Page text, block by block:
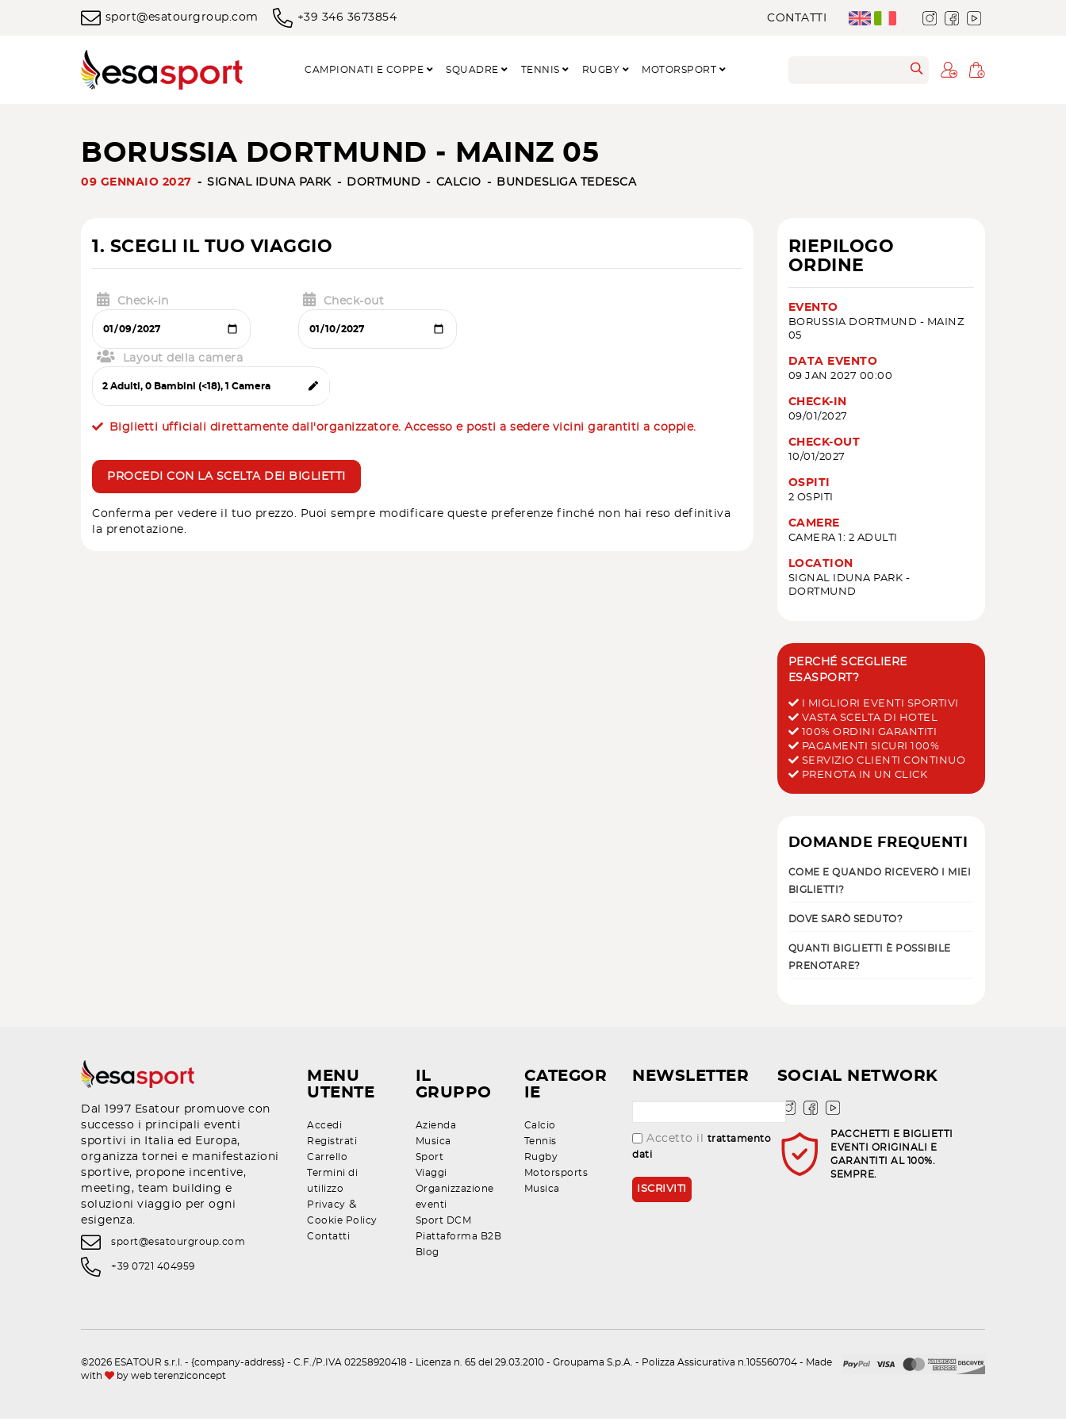
sport@esatourgroup.com +39 346 3673854 CONTATTI
CAMPIONATI E COPPE SQUADRE TENNIS RUGBY MOTORSPORT
BORUSSIA DORTMUND - MAINZ 05
09 GENNAIO 2027 SIGNAL IDUNA PARK DORTMUND CALCIO BUNDESLIGA TEDESCA
1. SCEGLI IL TUO VIAGGIO
Check-in Check-out
Layout della camera
Biglietti ufficiali direttamente dall'organizzatore. Accesso e posti a sedere vicini garantiti a coppie.
PROCEDI CON LA SCELTA DEI BIGLIETTI
Conferma per vedere il tuo prezzo. Puoi sempre modificare queste preferenze finché non hai reso definitiva
la prenotazione.
RIEPILOGO
ORDINE
EVENTO
BORUSSIA DORTMUND - MAINZ
05
DATA EVENTO
09 JAN 2027 00:00
CHECK-IN
09/01/2027
CHECK-OUT
10/01/2027
OSPITI
2 OSPITI
CAMERE
CAMERA 1: 2 ADULTI
LOCATION
SIGNAL IDUNA PARK -
DORTMUND
PERCHÉ SCEGLIERE
ESASPORT?
I MIGLIORI EVENTI SPORTIVI
VASTA SCELTA DI HOTEL
100% ORDINI GARANTITI
PAGAMENTI SICURI 100%
SERVIZIO CLIENTI CONTINUO
PRENOTA IN UN CLICK
DOMANDE FREQUENTI
COME E QUANDO RICEVERÒ I MIEI
BIGLIETTI?
DOVE SARÒ SEDUTO?
QUANTI BIGLIETTI È POSSIBILE
PRENOTARE?
Dal 1997 Esatour promuove con
successo i principali eventi
sportivi in Italia ed Europa,
organizza tornei e manifestazioni
sportive, propone incentive,
meeting, team building e
soluzioni viaggio per ogni
esigenza.
sport@esatourgroup.com
+39 0721 404959
MENU
UTENTE
Accedi
Registrati
Carrello
Termini di
utilizzo
Privacy &
Cookie Policy
Contatti
IL
GRUPPO
Azienda
Musica
Sport
Viaggi
Organizzazione
eventi
Sport DCM
Piattaforma B2B
Blog
CATEGOR
IE
Calcio
Tennis
Rugby
Motorsports
Musica
NEWSLETTER
Accetto il trattamento
dati
SOCIAL NETWORK
PACCHETTI E BIGLIETTI
EVENTI ORIGINALI E
GARANTITI AL 100%.
SEMPRE.
©2026 ESATOUR s.r.l. - {company-address} - C.F./P.IVA 02258920418 - Licenza n. 65 del 29.03.2010 - Groupama S.p.A. - Polizza Assicurativa n.105560704 - Made
with
by web terenziconcept